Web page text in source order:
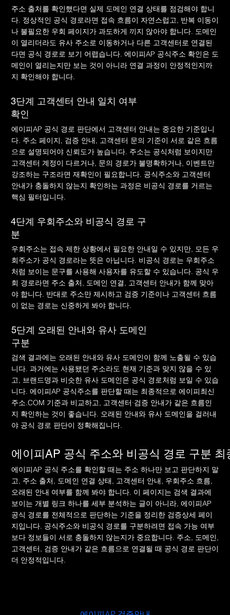
주소 출처를 확인했다면 실제 도메인 연결 상태를 점검해야 합니
다. 정상적인 공식 경로라면 접속 흐름이 자연스럽고, 반복 이동이
나 불필요한 우회 페이지가 과도하게 끼지 않아야 합니다. 도메인
이 열리더라도 유사 주소로 이동하거나 다른 고객센터로 연결된
다면 공식 경로로 보기 어렵습니다. 에이피AP 공식주소 확인은 도
메인이 열리는지만 보는 것이 아니라 연결 과정이 안정적인지까
지 확인해야 합니다.
3단계 고객센터 안내 일치 여부
확인
에이피AP 공식 경로 판단에서 고객센터 안내는 중요한 기준입니
다. 주소 페이지, 검증 안내, 고객센터 문의 기준이 서로 같은 흐름
으로 설명되어야 신뢰도가 높습니다. 주소는 공식처럼 보이지만
고객센터 계정이 다르거나, 문의 경로가 불명확하거나, 이벤트만
강조하는 구조라면 재확인이 필요합니다. 공식주소와 고객센터
안내가 충돌하지 않는지 확인하는 과정은 비공식 경로를 거르는
핵심 필터입니다.
4단계 우회주소와 비공식 경로 구
분
우회주소는 접속 제한 상황에서 필요한 안내일 수 있지만, 모든 우
회주소가 공식 경로라는 뜻은 아닙니다. 비공식 경로는 우회주소
처럼 보이는 문구를 사용해 사용자를 유도할 수 있습니다. 공식 우
회 경로라면 주소 출처, 도메인 연결, 고객센터 안내가 함께 맞아
야 합니다. 반대로 주소만 제시하고 검증 기준이나 고객센터 흐름
이 없는 경로는 신중하게 봐야 합니다.
5단계 오래된 안내와 유사 도메인
구분
검색 결과에는 오래된 안내와 유사 도메인이 함께 노출될 수 있습
니다. 과거에는 사용됐던 주소라도 현재 기준과 맞지 않을 수 있
고, 브랜드명과 비슷한 유사 도메인은 공식 경로처럼 보일 수 있습
니다. 에이피AP 공식주소를 판단할 때는 최종적으로 에이피최신
주소.COM 기준과 비교하고, 고객센터·검증 안내가 같은 흐름인
지 확인하는 것이 좋습니다. 오래된 안내와 유사 도메인을 걸러내
야 공식 경로 판단이 정확해집니다.
에이피AP 공식 주소와 비공식 경로 구분 최
에이피AP 공식 주소를 확인할 때는 주소 하나만 보고 판단하지 말
고, 주소 출처, 도메인 연결 상태, 고객센터 안내, 우회주소 흐름,
오래된 안내 여부를 함께 봐야 합니다. 이 페이지는 검색 결과에
보이는 개별 링크 하나를 세부 분석하는 글이 아니라, 에이피AP
공식 경로를 전체적으로 판단하는 기준을 정리한 검증상세 페이
지입니다. 공식주소와 비공식 경로를 구분하려면 접속 가능 여부
보다 정보들이 서로 충돌하지 않는지가 중요합니다. 주소, 도메인,
고객센터, 검증 안내가 같은 흐름으로 연결될 때 공식 경로 판단이
더 안정적입니다.